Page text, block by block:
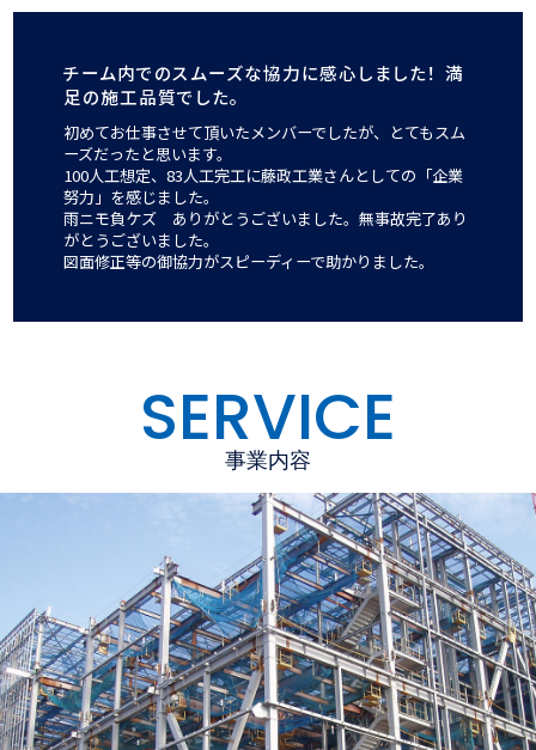
チーム内でのスムーズな協力に感心しました！ 満
足の施工品質でした。
初めてお仕事させて頂いたメンバーでしたが、とてもスム
ーズだったと思います。
100人工想定、83人工完工に藤政工業さんとしての「企業
努力」を感じました。
雨ニモ負ケズ ありがとうございました。無事故完了あり
がとうございました。
図面修正等の御協力がスピーディーで助かりました。
SERVICE
事業内容